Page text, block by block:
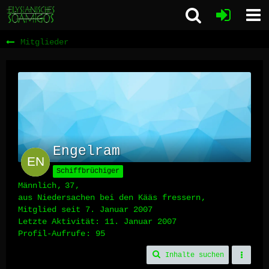
Mitglieder
Engelram
Schiffbrüchiger
Männlich
37
aus Niedersachen bei den Kääs fressern
Mitglied seit 7. Januar 2007
Letzte Aktivität: 11. Januar 2007
Profil-Aufrufe
95
Inhalte suchen